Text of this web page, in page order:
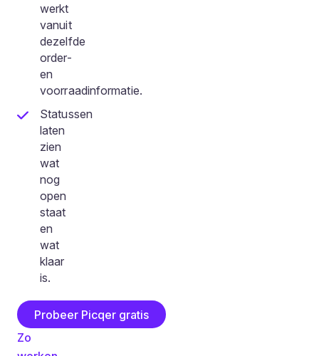
werkt
vanuit
dezelfde
order-
en
voorraadinformatie.
Statussen
laten
zien
wat
nog
open
staat
en
wat
klaar
is.
Probeer Picqer gratis
Zo